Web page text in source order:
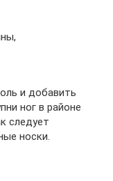
и добавить
ног в районе
следует
носки.